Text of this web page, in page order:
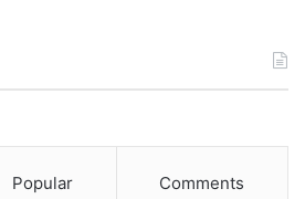
Popular Comments